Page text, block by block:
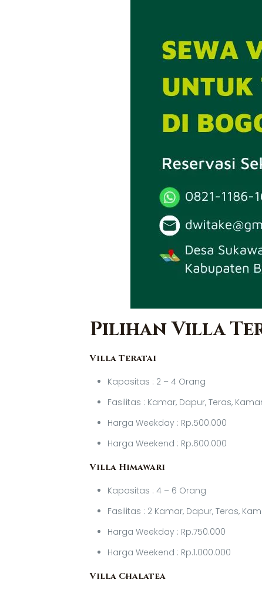
Pilihan Villa
Villa Teratai
Kapasitas : 2 – 4 Orang
Fasilitas : Kamar, Dapur, Teras,
Harga Weekday : Rp.500.000
Harga Weekend : Rp.600.000
Villa Himawari
Kapasitas : 4 – 6 Orang
Fasilitas : 2 Kamar, Dapur, Teras,
Harga Weekday : Rp.750.000
Harga Weekend : Rp.1.000.000
Villa Chalatea